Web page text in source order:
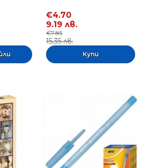
€4.70
9.19 лв.
€7.85
15.35 лв.